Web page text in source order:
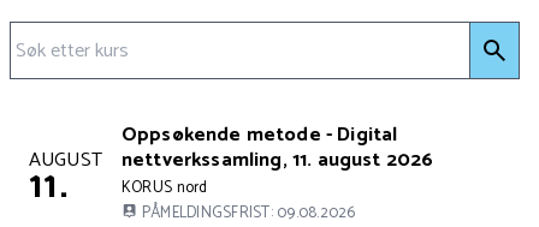
Søk
Kursets overskrift
Oppsøkende metode - Digital
nettverkssamling, 11. august 2026
Kursets arrangør er
KORUS nord
PÅMELDINGSFRIST: 09.08.2026
Kurset holdes på
AUGUST
11.